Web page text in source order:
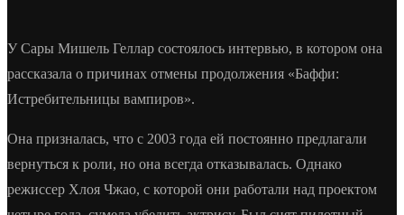
У Сары Мишель Геллар состоялось интервью, в котором она
рассказала о причинах отмены продолжения «Баффи:
Истребительницы вампиров».
Она призналась, что с 2003 года ей постоянно предлагали
вернуться к роли, но она всегда отказывалась. Однако
режиссер Хлоя Чжао, с которой они работали над проектом